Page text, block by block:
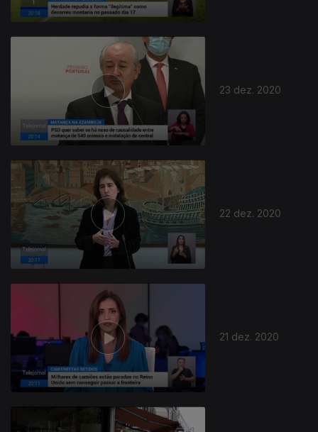
23 dez. 2020
22 dez. 2020
21 dez. 2020